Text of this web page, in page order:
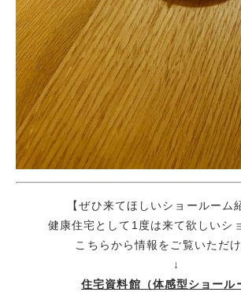
【ぜひ来てほしいショールーム
健康住宅として1度は来て欲しいシ
こちらから情報をご覧いただけ
↓
住宅資料館（体感型ショール